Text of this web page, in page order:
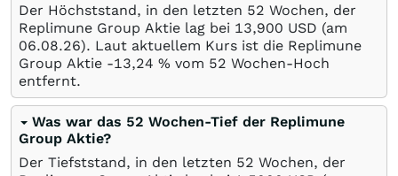
Der Höchststand, in den letzten 52 Wochen, der
Replimune Group Aktie lag bei 13,900 USD (am
06.08.26). Laut aktuellem Kurs ist die Replimune
Group Aktie -13,24 % vom 52 Wochen-Hoch
entfernt.
Was war das 52 Wochen-Tief der Replimune
Group Aktie?
Der Tiefststand, in den letzten 52 Wochen, der